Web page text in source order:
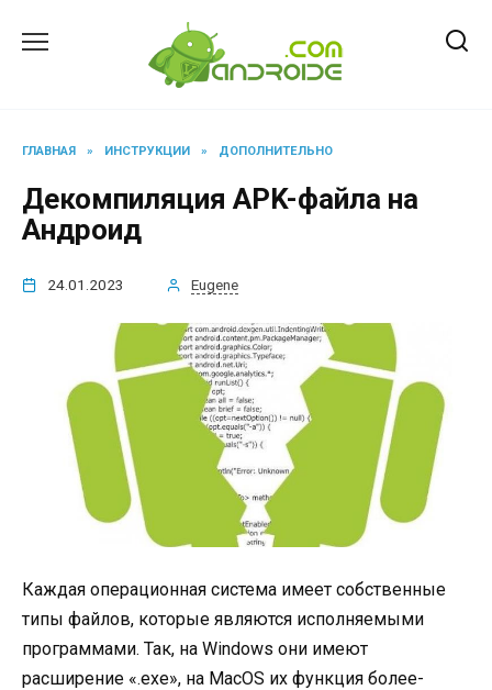
ГЛАВНАЯ » ИНСТРУКЦИИ » ДОПОЛНИТЕЛЬНО
Декомпиляция APK-файла на
Андроид
24.01.2023 Eugene
Каждая операционная система имеет собственные
типы файлов, которые являются исполняемыми
программами. Так, на Windows они имеют
расширение «.exe», на MacOS их функция более-